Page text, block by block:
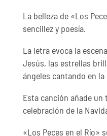
La belleza de «Los
sencillez y poesía.
La letra evoca la
Jesús, las estrellas
ángeles cantando en la
Esta canción añade un
celebración de la
«Los Peces en el Río»